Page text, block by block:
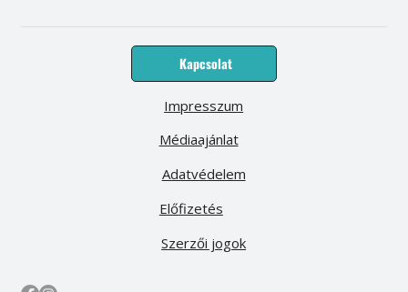
Kapcsolat
Médiaajánlat
Előfizetés
Impresszum
Adatvédelem
Szerzői jogok